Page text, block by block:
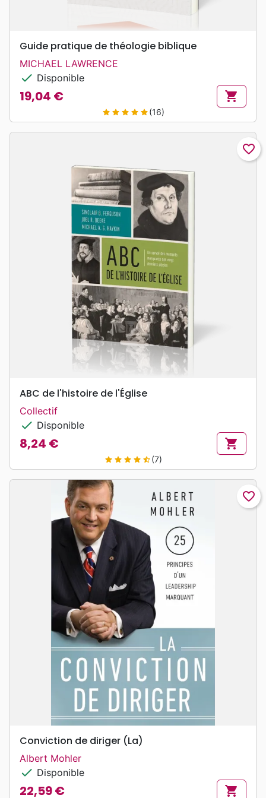
Guide pratique de théologie biblique
MICHAEL LAWRENCE
check Disponible
Prix
19,04 € shopping_cart
star star star star star(16)
favorite_border
ABC de l'histoire de l'Église
Collectif
check Disponible
Prix
8,24 € shopping_cart
star star star star star_half(7)
favorite_border
Conviction de diriger (La)
Albert Mohler
check Disponible
22,59 € shopping_cart